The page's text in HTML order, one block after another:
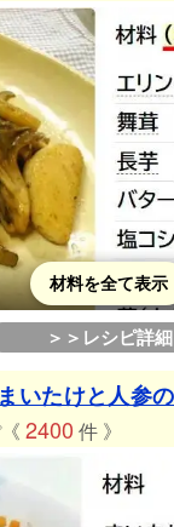
件 動画あり☆簡単！
件 作り置きにも！鮭
件 お手軽でおいし
件 ごぼうと舞茸の和風
件 舞茸と鱈のホイル
材料を全て表示
＞＞レシピ詳細
いたけと人参
2400 件 》